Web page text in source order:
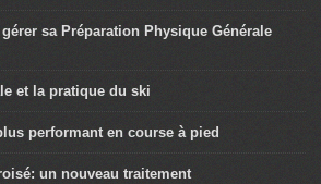
sa Préparation Physique Générale
et la pratique du ski
performant en course à pied
un nouveau traitement